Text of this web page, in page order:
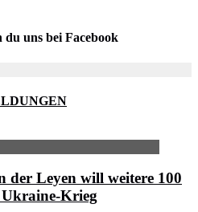
du uns bei Facebook
der Leyen will weitere 100
Krieg